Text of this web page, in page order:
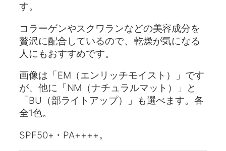
す。
コラーゲンやスクワランなどの美容成分を
贅沢に配合しているので、乾燥が気になる
人にもおすすめです。
画像は「EM（エンリッチモイスト）」です
が、他に「NM（ナチュラルマット）」と
「BU（部ライトアップ）」も選べます。各
全1色。
SPF50+・PA++++。